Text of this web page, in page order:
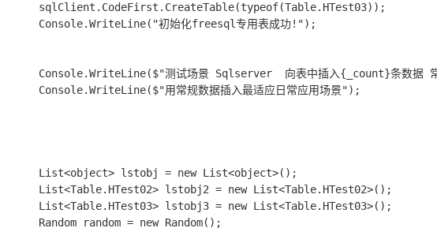
      sqlClient.CodeFirst.CreateTable(typeof(Table.HTest03));
      Console.WriteLine("初始化freesql专用表成功!");
Console.WriteLine($"测试场景 Sqlserver  向表中插入{_count}条数据
      Console.WriteLine($"用常规数据插入最适应日常应用场景");
      List<object> lstobj = new List<object>();
      List<Table.HTest02> lstobj2 = new List<Table.HTest02>();
      List<Table.HTest03> lstobj3 = new List<Table.HTest03>();
      Random random = new Random();